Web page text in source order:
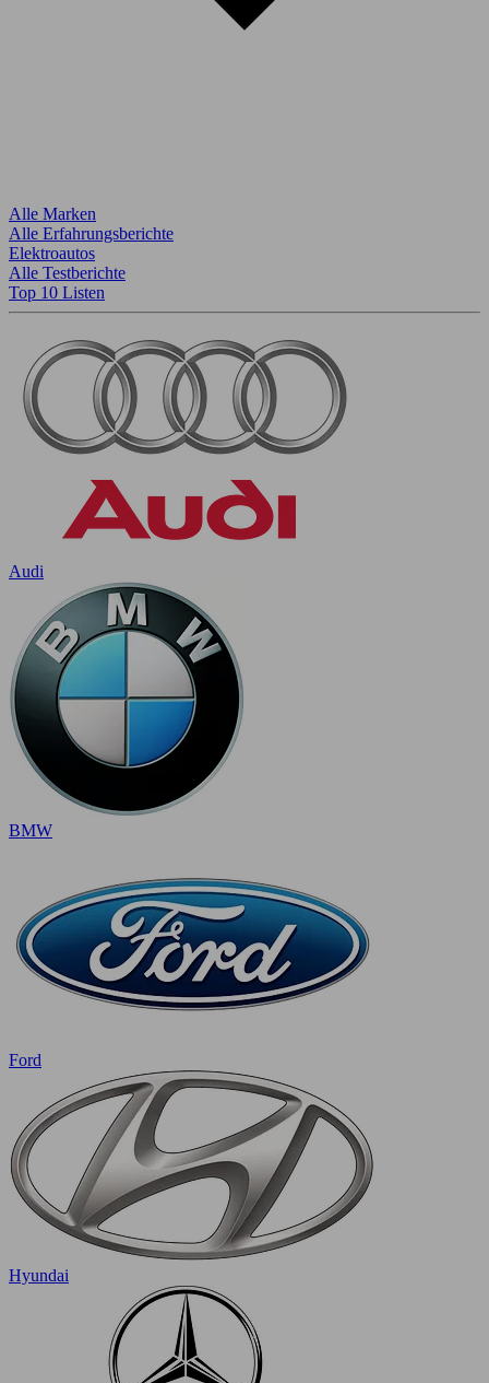
Alle Marken
Alle Erfahrungsberichte
Elektroautos
Alle Testberichte
Top 10 Listen
Audi
BMW
Ford
Hyundai